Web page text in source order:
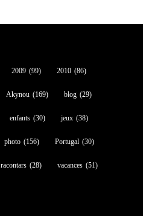
2009 (99) 2010 (86)
Akynou (169) blog (29)
enfants (30) jeux (38)
photo (156) Portugal (30)
racontars (28) vacances (51)